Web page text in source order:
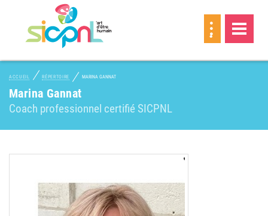
MEMBRE
ACCUEIL RÉPERTOIRE MARINA GANNAT
Marina Gannat
Coach professionnel certifié SICPNL